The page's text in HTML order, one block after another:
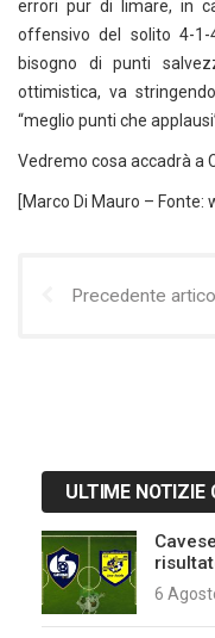
errori pur di limare, in
offensivo del solito 4-1-
bisogno di punti
ottimistica, va
“meglio punti che
Vedremo cosa accadrà a
[Marco Di Mauro – Fonte:
Precedente
ULTIME NOTIZIE
6